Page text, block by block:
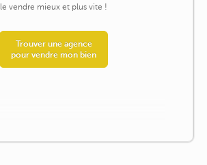
le vendre mieux et plus vite !
Trouver une agence
pour vendre mon bien